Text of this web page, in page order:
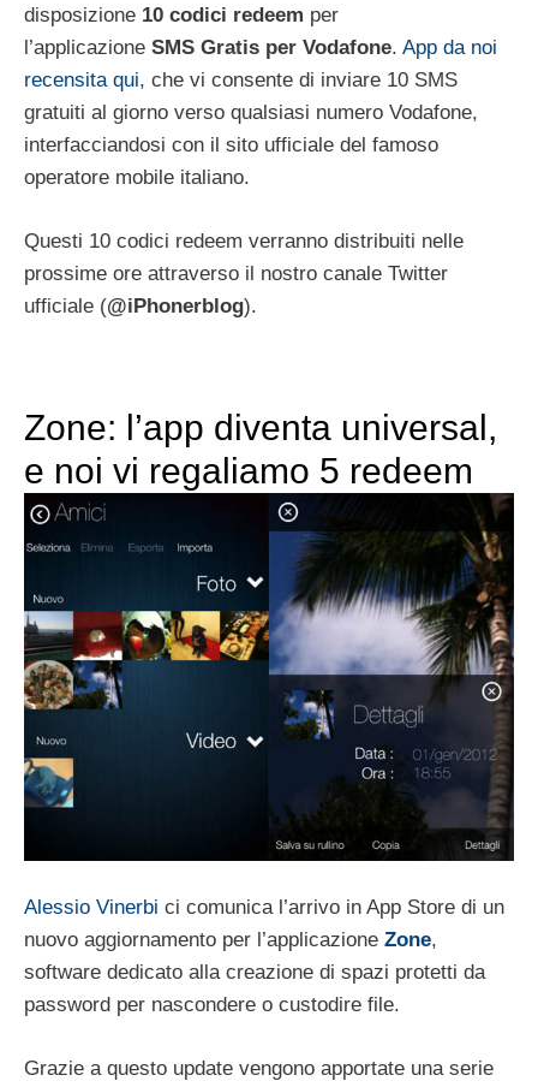
disposizione 10 codici redeem per
l’applicazione SMS Gratis per Vodafone. App da noi
recensita qui, che vi consente di inviare 10 SMS
gratuiti al giorno verso qualsiasi numero Vodafone,
interfacciandosi con il sito ufficiale del famoso
operatore mobile italiano.
Questi 10 codici redeem verranno distribuiti nelle
prossime ore attraverso il nostro canale Twitter
ufficiale (@iPhonerblog).
Zone: l’app diventa universal,
e noi vi regaliamo 5 redeem
Alessio Vinerbi ci comunica l’arrivo in App Store di un
nuovo aggiornamento per l’applicazione Zone,
software dedicato alla creazione di spazi protetti da
password per nascondere o custodire file.
Grazie a questo update vengono apportate una serie